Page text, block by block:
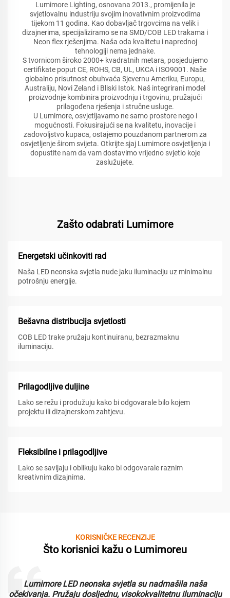
Lumimore Lighting, osnovana 2013., promijenila je
svjetlovalnu industriju svojim inovativnim proizvodima
tijekom 11 godina. Kao dobavljač trgovcima na velik i
dizajnerima, specijaliziramo se na SMD/COB LED trakama i
Neon flex rješenjima. Naša oda kvalitetu i naprednoj
tehnologiji nema jednake.
S tvornicom široko 2000+ kvadratnih metara, posjedujemo
certifikate poput CE, ROHS, CB, UL, UKCA i ISO9001. Naše
globalno prisutnost obuhvaća Sjevernu Ameriku, Europu,
Australiju, Novi Zeland i Bliski Istok. Naš integrirani model
proizvodnje kombinira proizvodnju i trgovinu, pružajući
prilagođena rješenja i stručne usluge.
U Lumimore, osvjetljavamo ne samo prostore nego i
mogućnosti. Fokusirajući se na kvalitetu, inovacije i
zadovoljstvo kupaca, ostajemo pouzdanom partnerom za
osvjetljenje širom svijeta. Otkrijte sjaj Lumimore osvjetljenja i
dopustite nam da vam dostavimo vrijedno svjetlo koje
zaslužujete.
Zašto odabrati Lumimore
Energetski učinkoviti rad
Naša LED neonska svjetla nude jaku iluminaciju uz minimalnu
potrošnju energije.
Bešavna distribucija svjetlosti
COB LED trake pružaju kontinuiranu, bezrazmaknu
iluminaciju.
Prilagodljive duljine
Lako se režu i produžuju kako bi odgovarale bilo kojem
projektu ili dizajnerskom zahtjevu.
Fleksibilne i prilagodljive
Lako se savijaju i oblikuju kako bi odgovarale raznim
kreativnim dizajnima.
KORISNIČKE RECENZIJE
Što korisnici kažu o Lumimoreu
Lumimore LED neonska svjetla su nadmašila naša
očekivanja. Pružaju dosljednu, visokokvalitetnu iluminaciju